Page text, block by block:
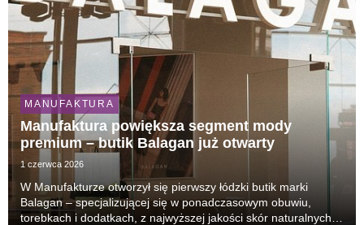
MANUFAKTURA
Manufaktura powiększa segment mody
premium – butik Balagan już otwarty
1 czerwca 2026
W Manufakturze otworzył się pierwszy łódzki butik marki
Balagan – specjalizującej się w ponadczasowym obuwiu,
torebkach i dodatkach, z najwyższej jakości skór naturalnych.